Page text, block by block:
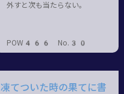
外すと次も当たらない。
POW466 No.30
凍てついた時の果てに書